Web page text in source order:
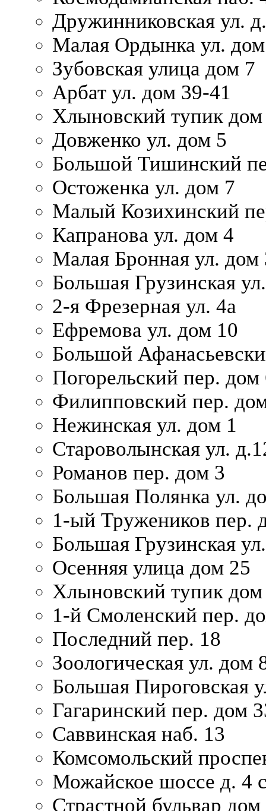
Дружинниковская ул.
Малая Ордынка ул.
Зубовская улица дом 7
Арбат ул. дом 39-41
Хлыновский тупик
Довженко ул. дом 5
Большой Тишинский
Остоженка ул. дом 7
Малый Козихинский
Капранова ул. дом 4
Малая Бронная ул. дом
Большая Грузинская
2-я Фрезерная ул. 4а
Ефремова ул. дом 10
Большой
Погорельский пер. дом
Филипповский пер.
Нежинская ул. дом 1
Староволынская ул.
Романов пер. дом 3
Большая Полянка ул.
1-ый Тружеников пер.
Большая Грузинская
Осенняя улица дом 25
Хлыновский тупик
1-й Смоленский пер.
Последний пер. 18
Зоологическая ул. дом
Большая Пироговская
Гагаринский пер. дом
Саввинская наб. 13
Комсомольский
Можайское шоссе д. 4
Страстной бульвар дом